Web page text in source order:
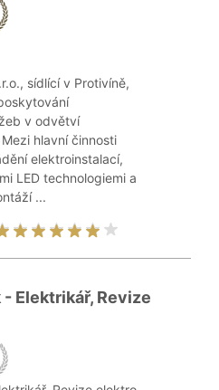
sídlící v Protivíně,
v odvětví
hlavní činnosti
elektroinstalací,
LED technologiemi a
...
Elektrikář, Revize